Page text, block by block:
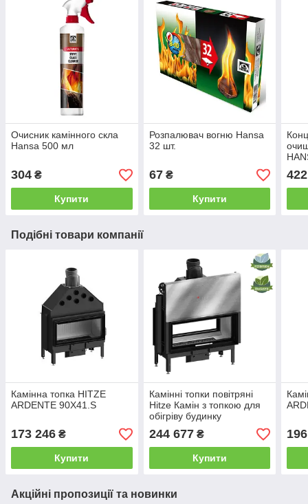
Очисник камінного скла
Hansa 500 мл
304 ₴
Купити
Розпалювач вогню Hansa
32 шт.
67₴
Купити
422
Подібні товари компанії
Камінна топка HITZE
ARDENTE 90X41.S
173 246 ₴
Купити
Камінні топки повітряні
Hitze Камін з топкою для
обігріву будинку
Вбудована камінна топка
244 677₴
Купити
Акційні пропозиції та новинки